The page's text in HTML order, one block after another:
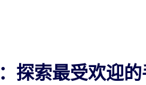
探索最受欢迎